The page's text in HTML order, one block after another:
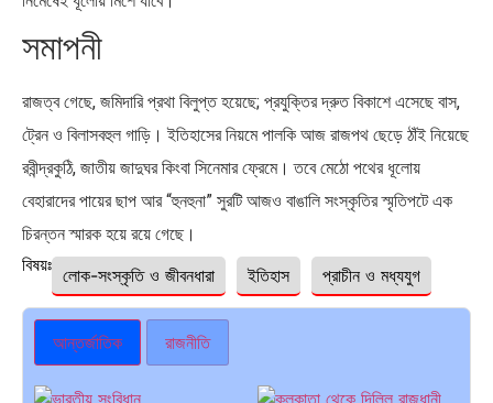
সমাপনী
রাজত্ব গেছে, জমিদারি প্রথা বিলুপ্ত হয়েছে; প্রযুক্তির দ্রুত বিকাশে এসেছে বাস,
ট্রেন ও বিলাসবহুল গাড়ি। ইতিহাসের নিয়মে পালকি আজ রাজপথ ছেড়ে ঠাঁই নিয়েছে
রবীন্দ্রকুঠি, জাতীয় জাদুঘর কিংবা সিনেমার ফ্রেমে। তবে মেঠো পথের ধূলোয়
বেহারাদের পায়ের ছাপ আর “হুনহুনা” সুরটি আজও বাঙালি সংস্কৃতির স্মৃতিপটে এক
চিরন্তন স্মারক হয়ে রয়ে গেছে।
বিষয়ঃ লোক-সংস্কৃতি ও জীবনধারা ইতিহাস প্রাচীন ও মধ্যযুগ
আন্তর্জাতিক রাজনীতি